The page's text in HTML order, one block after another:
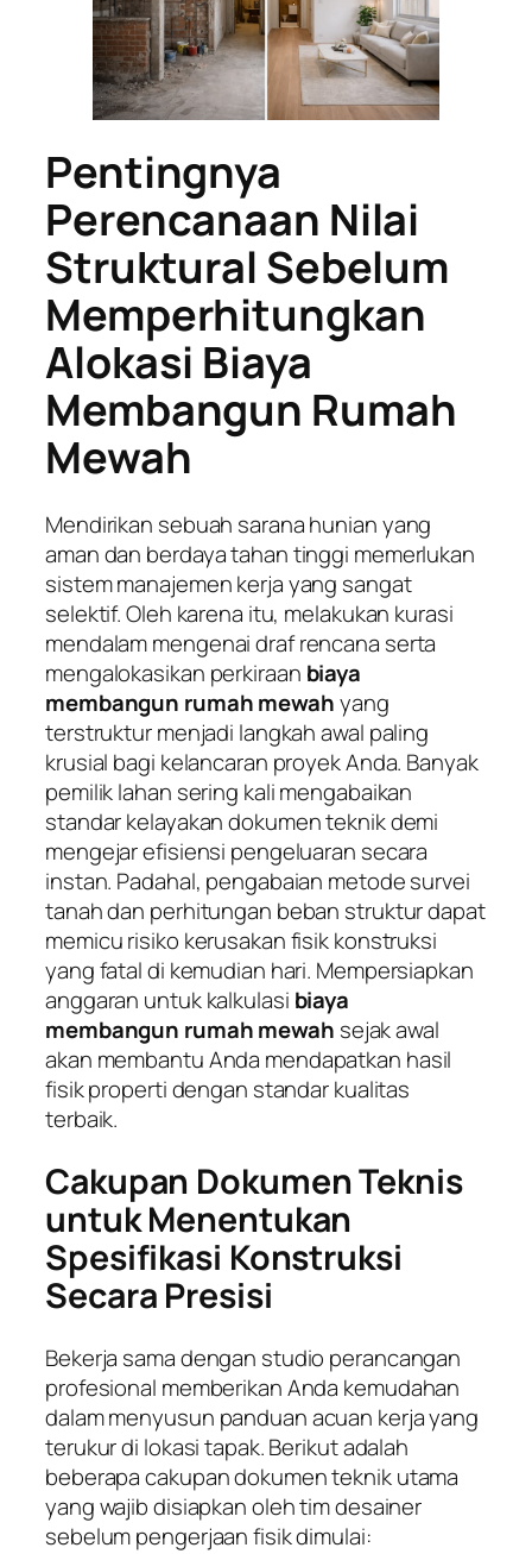
Pentingnya
Perencanaan Nilai
Struktural Sebelum
Memperhitungkan
Alokasi Biaya
Membangun Rumah
Mewah
Mendirikan sebuah sarana hunian yang
aman dan berdaya tahan tinggi memerlukan
sistem manajemen kerja yang sangat
selektif. Oleh karena itu, melakukan kurasi
mendalam mengenai draf rencana serta
mengalokasikan perkiraan biaya
membangun rumah mewahyang
terstruktur menjadi langkah awal paling
krusial bagi kelancaran proyek Anda. Banyak
pemilik lahan sering kali mengabaikan
standar kelayakan dokumen teknik demi
mengejar efisiensi pengeluaran secara
instan. Padahal, pengabaian metode survei
tanah dan perhitungan beban struktur dapat
memicu risiko kerusakan fisik konstruksi
yang fatal di kemudian hari. Mempersiapkan
anggaran untuk kalkulasi biaya
membangun rumah mewah sejak awal
akan membantu Anda mendapatkan hasil
fisik properti dengan standar kualitas
terbaik.
Cakupan Dokumen Teknis
untuk Menentukan
Spesifikasi Konstruksi
Secara Presisi
Bekerja sama dengan studio perancangan
profesional memberikan Anda kemudahan
dalam menyusun panduan acuan kerja yang
terukur di lokasi tapak. Berikut adalah
beberapa cakupan dokumen teknik utama
yang wajib disiapkan oleh tim desainer
sebelum pengerjaan fisik dimulai: